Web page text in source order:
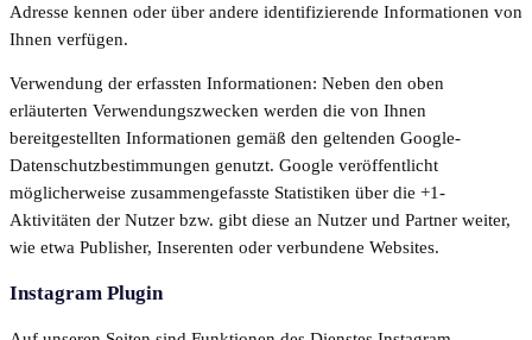
Adresse kennen oder über andere identifizierende Informationen von
Ihnen verfügen.
Verwendung der erfassten Informationen: Neben den oben
erläuterten Verwendungszwecken werden die von Ihnen
bereitgestellten Informationen gemäß den geltenden Google-
Datenschutzbestimmungen genutzt. Google veröffentlicht
möglicherweise zusammengefasste Statistiken über die +1-
Aktivitäten der Nutzer bzw. gibt diese an Nutzer und Partner weiter,
wie etwa Publisher, Inserenten oder verbundene Websites.
Instagram Plugin